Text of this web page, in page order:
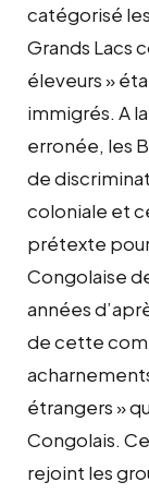
catégorisé
Grands Lacs
éleveurs »
immigrés. A
erronée, les
de
coloniale et
prétexte
Congolaise
années
de cette
étrangers »
Congolais.
rejoint les